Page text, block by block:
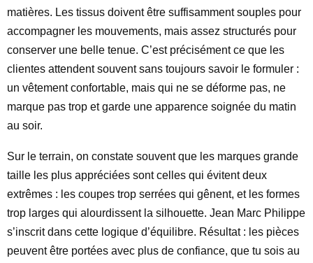
matières. Les tissus doivent être suffisamment souples pour
accompagner les mouvements, mais assez structurés pour
conserver une belle tenue. C’est précisément ce que les
clientes attendent souvent sans toujours savoir le formuler :
un vêtement confortable, mais qui ne se déforme pas, ne
marque pas trop et garde une apparence soignée du matin
au soir.
Sur le terrain, on constate souvent que les marques grande
taille les plus appréciées sont celles qui évitent deux
extrêmes : les coupes trop serrées qui gênent, et les formes
trop larges qui alourdissent la silhouette. Jean Marc Philippe
s’inscrit dans cette logique d’équilibre. Résultat : les pièces
peuvent être portées avec plus de confiance, que tu sois au